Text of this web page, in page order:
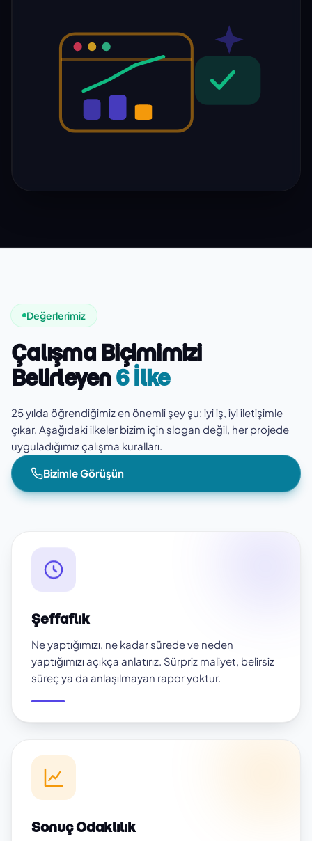
Değerlerimiz
Çalışma Biçimimizi
Belirleyen6 İlke
25 yılda öğrendiğimiz en önemli şey şu: iyi iş, iyi iletişimle
çıkar. Aşağıdaki ilkeler bizim için slogan değil, her projede
uyguladığımız çalışma kuralları.
Bizimle Görüşün
Şeffaflık
Ne yaptığımızı, ne kadar sürede ve neden
yaptığımızı açıkça anlatırız. Sürpriz maliyet, belirsiz
süreç ya da anlaşılmayan rapor yoktur.
Sonuç Odaklılık